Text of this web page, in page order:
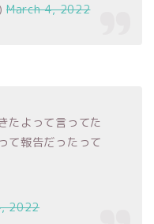
March 4, 2022
たよって言ってた
て報告だったって
2022